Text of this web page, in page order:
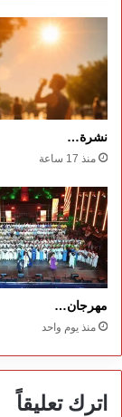
نشرة…
منذ 17 ساعة
مهرجان…
منذ يوم واحد
اترك تعليقاً